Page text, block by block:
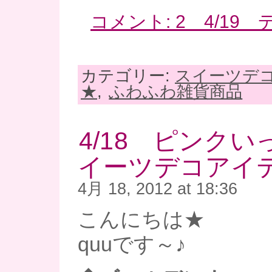
コメント: 2 4/19
カテゴリー: スイーツデ
★, ふわふわ雑貨商品
4/18 ピンクい
イーツデコアイ
4月 18, 2012 at 18:36
こんにちは★
quuです～♪